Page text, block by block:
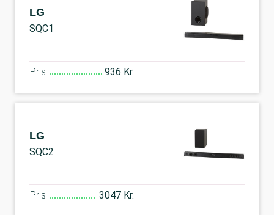
LG
SQC1
Pris 936 Kr.
LG
SQC2
Pris 3047 Kr.